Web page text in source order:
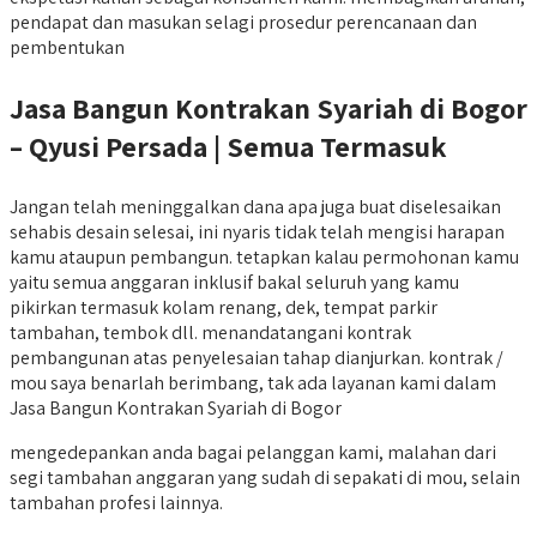
pendapat dan masukan selagi prosedur perencanaan dan
pembentukan
Jasa Bangun Kontrakan Syariah di Bogor
– Qyusi Persada | Semua Termasuk
Jangan telah meninggalkan dana apa juga buat diselesaikan
sehabis desain selesai, ini nyaris tidak telah mengisi harapan
kamu ataupun pembangun. tetapkan kalau permohonan kamu
yaitu semua anggaran inklusif bakal seluruh yang kamu
pikirkan termasuk kolam renang, dek, tempat parkir
tambahan, tembok dll. menandatangani kontrak
pembangunan atas penyelesaian tahap dianjurkan. kontrak /
mou saya benarlah berimbang, tak ada layanan kami dalam
Jasa Bangun Kontrakan Syariah di Bogor
mengedepankan anda bagai pelanggan kami, malahan dari
segi tambahan anggaran yang sudah di sepakati di mou, selain
tambahan profesi lainnya.